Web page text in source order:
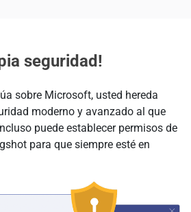
seguridad!
sobre Microsoft, usted hereda
moderno y avanzado al que
puede establecer permisos de
para que siempre esté en